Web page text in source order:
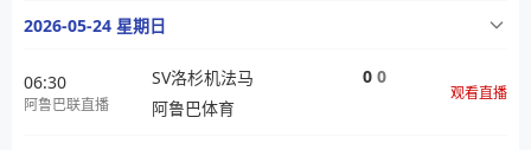
2026-05-24 星期日
06:30
阿鲁巴联直播
SV洛杉机法马
阿鲁巴体育
0 0
观看直播